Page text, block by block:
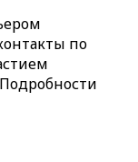
по